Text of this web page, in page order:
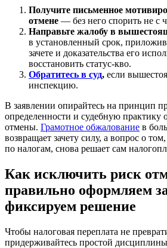
Получите письменное
отмене — без него спорить не с
Направьте жалобу в
в установленный срок,
зачете и доказательства его
восстановить статус-кво.
Обратитесь в суд, если
инспекцию.
В заявлении опирайтесь на принцип
определенности и судебную практику
отмены. Грамотное обжалование в
возвращает зачету силу, а вопрос о
по налогам, снова решает сам
Как исключить риск
правильно оформляем
фиксируем решение
Чтобы налоговая переплата не
придерживайтесь простой